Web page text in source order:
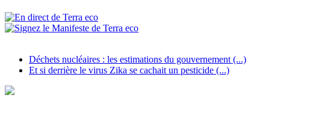
Déchets nucléaires : les estimations du gouvernement (...)
Et si derrière le virus Zika se cachait un pesticide (...)